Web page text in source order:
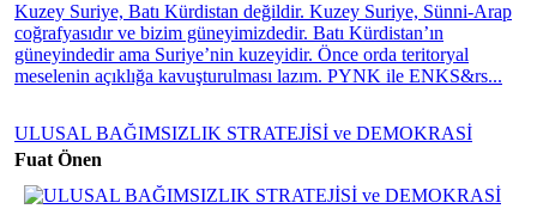
Kuzey Suriye, Batı Kürdistan değildir. Kuzey Suriye, Sünni-Arap
coğrafyasıdır ve bizim güneyimizdedir. Batı Kürdistan’ın
güneyindedir ama Suriye’nin kuzeyidir. Önce orda teritoryal
meselenin açıklığa kavuşturulması lazım. PYNK ile ENKS&rs...
ULUSAL BAĞIMSIZLIK STRATEJİSİ ve DEMOKRASİ
Fuat Önen